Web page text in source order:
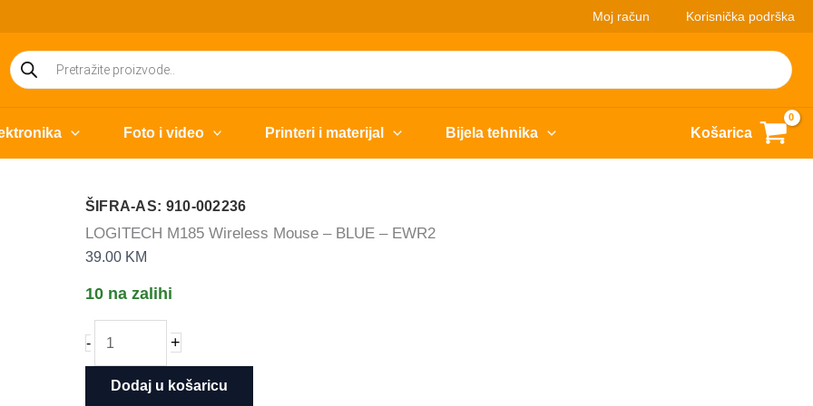
Moj račun Korisnička podrška
Products
search
Foto i video Printeri i materijal Bijela tehnika Košarica
ŠIFRA-AS: 910-002236
LOGITECH M185 Wireless Mouse – BLUE – EWR2
39.00 KM
10 na zalihi
-
M185
+
Dodaj u košaricu